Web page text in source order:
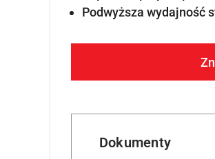
Podwyższa wydajność
Dokumenty